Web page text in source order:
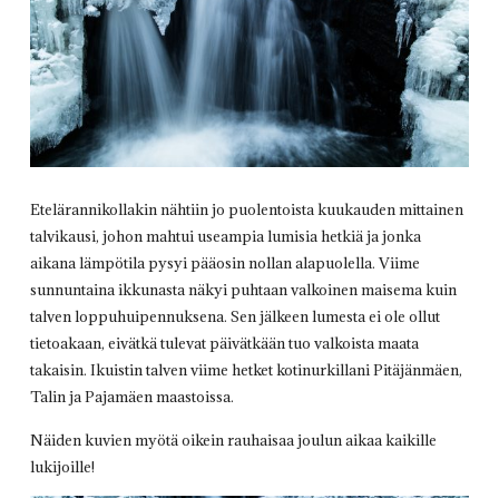
Etelärannikollakin nähtiin jo puolentoista kuukauden mittainen
talvikausi, johon mahtui useampia lumisia hetkiä ja jonka
aikana lämpötila pysyi pääosin nollan alapuolella. Viime
sunnuntaina ikkunasta näkyi puhtaan valkoinen maisema kuin
talven loppuhuipennuksena. Sen jälkeen lumesta ei ole ollut
tietoakaan, eivätkä tulevat päivätkään tuo valkoista maata
takaisin. Ikuistin talven viime hetket kotinurkillani Pitäjänmäen,
Talin ja Pajamäen maastoissa.
Näiden kuvien myötä oikein rauhaisaa joulun aikaa kaikille
lukijoille!